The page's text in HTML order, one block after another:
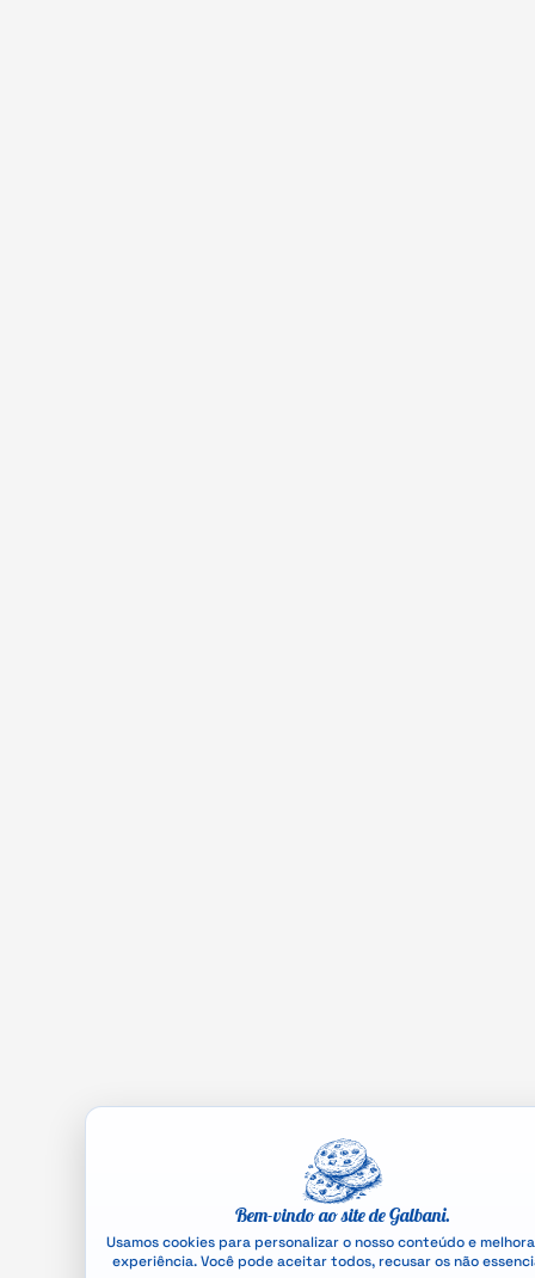
Bem-vindo ao site de Galbani.
Usamos cookies para personalizar o nosso conteúdo e
experiência. Você pode aceitar todos, recusar os não